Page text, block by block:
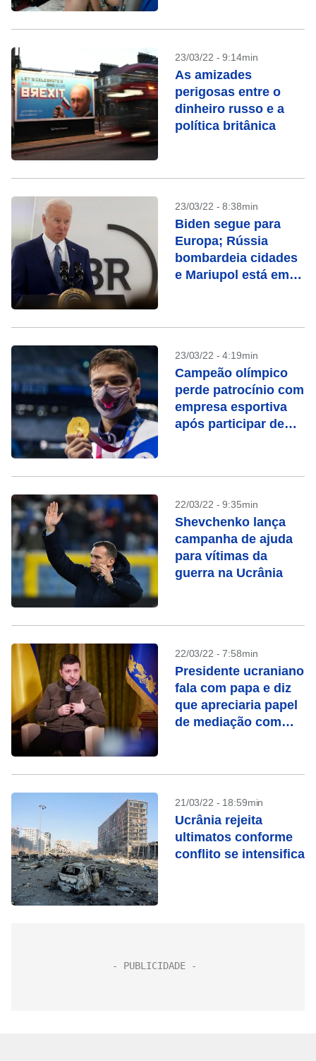
23/03/22 - 9:14min
As amizades
perigosas entre o
dinheiro russo e a
política britânica
23/03/22 - 8:38min
Biden segue para
Europa; Rússia
bombardeia cidades
e Mariupol está em
23/03/22 - 4:19min
Campeão olímpico
perde patrocínio com
empresa esportiva
após participar de
22/03/22 - 9:35min
Shevchenko lança
campanha de ajuda
para vítimas da
guerra na Ucrânia
22/03/22 - 7:58min
Presidente ucraniano
fala com papa e diz
que apreciaria papel
de mediação com
21/03/22 - 18:59min
Ucrânia rejeita
ultimatos conforme
conflito se intensifica